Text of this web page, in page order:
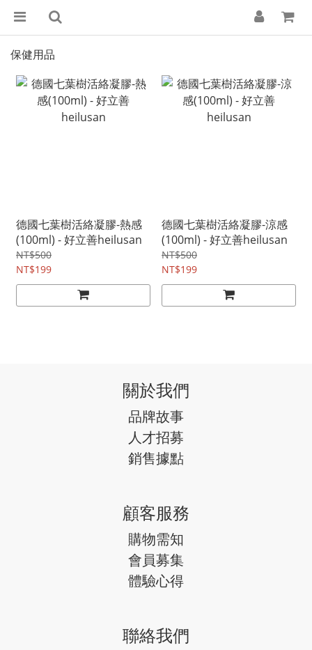
保健用品
德國七葉樹活絡凝膠-熱感
(100ml) - 好立善heilusan
NT$500
NT$199
德國七葉樹活絡凝膠-涼感
(100ml) - 好立善heilusan
NT$500
NT$199
關於我們
品牌故事
人才招募
銷售據點
顧客服務
購物需知
會員募集
體驗心得
聯絡我們